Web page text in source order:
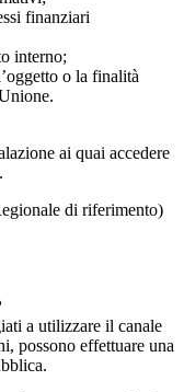
finanziari
interno;
o la finalità
ai quai accedere
di riferimento)
a utilizzare il canale
possono effettuare una